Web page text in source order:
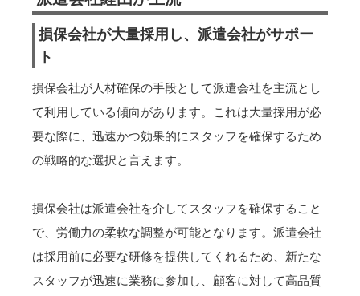
損保会社が大量採用し、派遣会社がサポー
ト
損保会社が人材確保の手段として派遣会社を主流とし
て利用している傾向があります。これは大量採用が必
要な際に、迅速かつ効果的にスタッフを確保するため
の戦略的な選択と言えます。
損保会社は派遣会社を介してスタッフを確保すること
で、労働力の柔軟な調整が可能となります。派遣会社
は採用前に必要な研修を提供してくれるため、新たな
スタッフが迅速に業務に参加し、顧客に対して高品質